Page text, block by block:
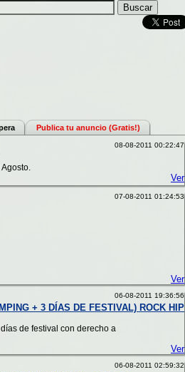
Publica tu anuncio (Gratis!)
08-08-2011 00:22:47
Ver
07-08-2011 01:24:53
Ver
06-08-2011 19:36:56
+ 3 DÍAS DE FESTIVAL) ROCK HIP
de festival con derecho a
Ver
06-08-2011 02:59:32